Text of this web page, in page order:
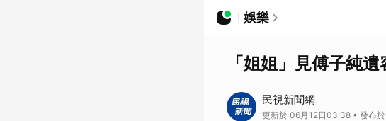
娛樂
「姐姐」見傅子純
民視新聞網
更新於 06月12日03:38 • 發布